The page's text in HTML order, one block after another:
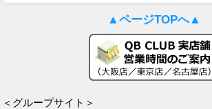
▲ページTOPへ▲
＜グループサイト＞